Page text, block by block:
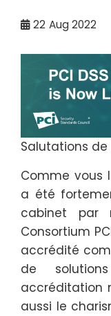
22 Aug 2022
Salutations de
Comme vous
a été
cabinet par
Consortium
accrédité
de
accréditation
aussi le